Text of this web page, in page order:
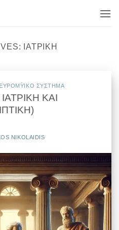
ΙΑΤΡΙΚΉ
ΣΥΣΤΗΜΑ
ΚΑΙ
NIKOLAIDIS